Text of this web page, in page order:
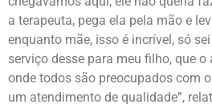
a terapeuta, pega ela pela mão e
enquanto mãe, isso é incrível, só
serviço desse para meu filho, que o
onde todos são preocupados com
um atendimento de qualidade”,